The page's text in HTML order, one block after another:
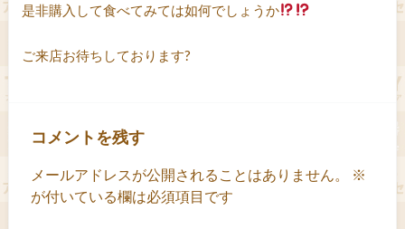
是非購入して食べてみては如何でしょうか
ご来店お待ちしております?
コメントを残す
メールアドレスが公開されることはありません。
※
が付いている欄は必須項目です